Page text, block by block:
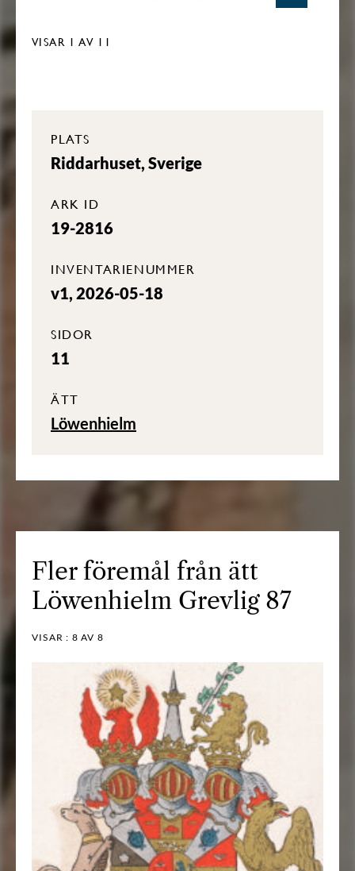
VISAR 1 AV 11
PLATS
Riddarhuset, Sverige
ARK ID
19-2816
INVENTARIENUMMER
v1, 2026-05-18
SIDOR
11
ÄTT
Löwenhielm
Fler föremål från ätt
Löwenhielm Grevlig 87
VISAR : 8 AV 8